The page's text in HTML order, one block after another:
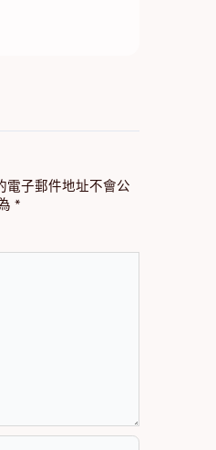
電子郵件地址不會公
*